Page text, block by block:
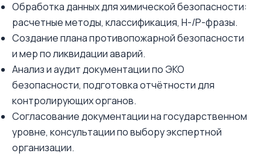
Обработка данных для химической безопасности:
расчетные методы, классификация, H-/P-фразы.
Создание плана противопожарной безопасности
и мер по ликвидации аварий.
Анализ и аудит документации по ЭКО
безопасности, подготовка отчётности для
контролирующих органов.
Согласование документации на государственном
уровне, консультации по выбору экспертной
организации.